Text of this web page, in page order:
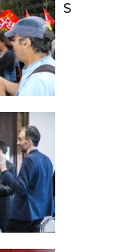
S